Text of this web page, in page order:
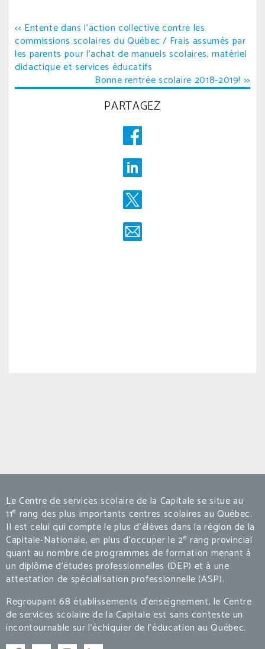
PARTAGEZ
Navigation
de
l’article
<< Entente dans l’action collective contre les
commissions scolaires du Québec / Frais assumés par
les parents pour l’achat de manuels scolaires, matériel
didactique et services éducatifs
Bonne rentrée scolaire 2018-2019! >>
Le Centre de services scolaire de la Capitale se situe au
11e rang des plus importants centres scolaires au Québec.
Il est celui qui compte le plus d’élèves dans la région de la
Capitale-Nationale, en plus d’occuper le 2e rang provincial
quant au nombre de programmes de formation menant à
un diplôme d’études professionnelles (DEP) et à une
attestation de spécialisation professionnelle (ASP).
Regroupant 68 établissements d’enseignement, le Centre
de services scolaire de la Capitale est sans conteste un
incontournable sur l’échiquier de l’éducation au Québec.